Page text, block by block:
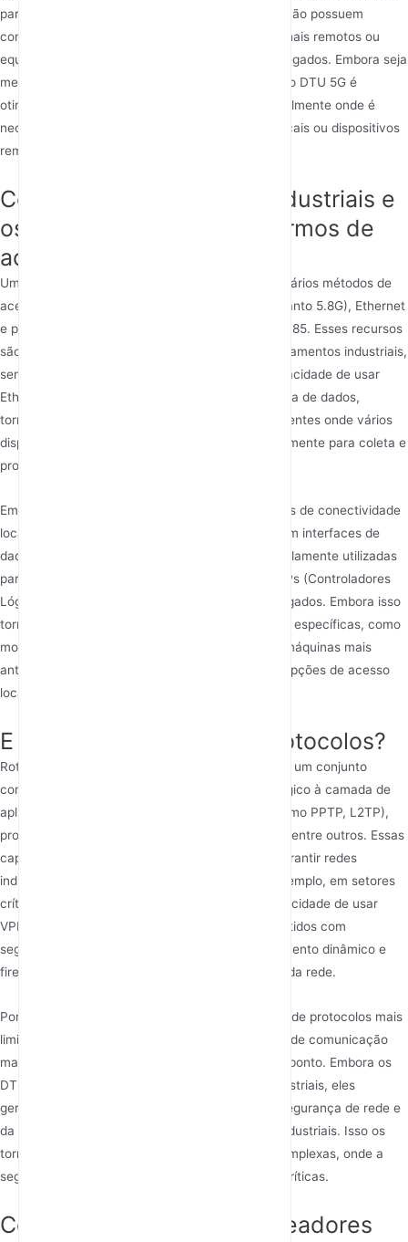
para transmitir dados seriais de dispositivos que não possuem
conectividade nativa com a internet, como terminais remotos ou
equipamentos com protocolos de comunicação legados. Embora seja
menos versátil do que um roteador 5G industrial, o DTU 5G é
otimizado para casos de uso específicos, principalmente onde é
necessária a transmissão simples de dados de locais ou dispositivos
remotos.
Como os roteadores 5G industriais e
os DTUs 5G diferem em termos de
acesso local a dados?
Um roteador 5G industrial normalmente suporta vários métodos de
acesso local a dados, como Wi-Fi (tanto 2.4G quanto 5.8G), Ethernet
e protocolos de comunicação como RS232 e RS485. Esses recursos
são essenciais para integrar vários tipos de equipamentos industriais,
sensores e atuadores em um sistema IIoT. A capacidade de usar
Ethernet e Wi-Fi garante alta taxa de transferência de dados,
tornando esses roteadores adequados para ambientes onde vários
dispositivos precisam ser conectados simultaneamente para coleta e
processamento de dados.
Em contraste, um DTU 5G pode ter menos opções de conectividade
local de dados. Normalmente, ele se concentra em interfaces de
dados seriais (como RS232/RS485), que são amplamente utilizadas
para comunicação com máquinas industriais, CLPs (Controladores
Lógicos Programáveis) e outros equipamentos legados. Embora isso
torne o DTU 5G altamente eficaz para aplicações específicas, como
monitoramento remoto e aquisição de dados de máquinas mais
antigas, ele não oferece a mesma variedade de opções de acesso
local a dados que o roteador 5G industrial.
E quanto ao suporte de protocolos?
Roteadores 5G industriais normalmente suportam um conjunto
completo de protocolos, da camada de enlace lógico à camada de
aplicação. Isso inclui protocolos VPN comuns (como PPTP, L2TP),
protocolos de roteamento IP e firewalls IPTABLE, entre outros. Essas
capacidades de protocolo são essenciais para garantir redes
industriais seguras, estáveis e escaláveis. Por exemplo, em setores
críticos como redes inteligentes ou saúde, a capacidade de usar
VPNs garante que dados sensíveis sejam transmitidos com
segurança por redes públicas, enquanto o roteamento dinâmico e
firewalls melhoram a confiabilidade e a proteção da rede.
Por outro lado, os DTUs 5G tendem a ter suporte de protocolos mais
limitado, frequentemente focando em protocolos de comunicação
mais simples para transmissão de dados ponto a ponto. Embora os
DTUs 5G possam suportar certos protocolos industriais, eles
geralmente carecem dos extensos recursos de segurança de rede e
da flexibilidade oferecidos pelos roteadores 5G industriais. Isso os
torna mais adequados para aplicações menos complexas, onde a
segurança e a estabilidade da rede não são tão críticas.
Como se comparam os roteadores